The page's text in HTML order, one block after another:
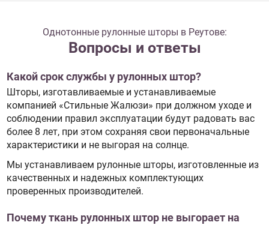
Однотонные рулонные шторы в Реутове:
Вопросы и ответы
Какой срок службы у рулонных штор?
Шторы, изготавливаемые и устанавливаемые
компанией «Стильные Жалюзи» при должном уходе и
соблюдении правил эксплуатации будут радовать вас
более 8 лет, при этом сохраняя свои первоначальные
характеристики и не выгорая на солнце.
Мы устанавливаем рулонные шторы, изготовленные из
качественных и надежных комплектующих
проверенных производителей.
Почему ткань рулонных штор не выгорает на